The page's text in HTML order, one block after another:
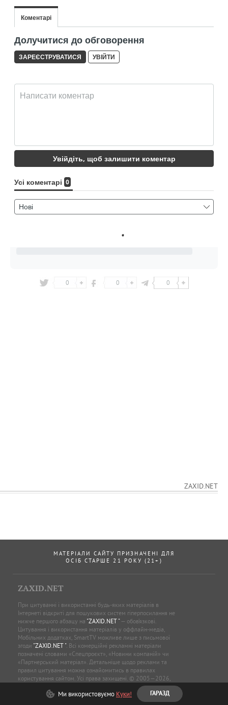
ОСІБ СТАРШЕ 21 РОКУ (21+)
Інтернеті відкриті для пошукових систем гіперпосилання не
нижче першого абзацу на"ZAXID.NET "— обов’язкові.
Цитування і використання матеріалів у оффлайн-медіа,
Мобільних додатках, SmartTV можливе лише з письмової
згоди"ZAXID.NET ". Всі комерційні рекламні матеріали
позначені словами «Спецпроєкт», «Новини компаній» чи
«Партнерський матеріал». Детальніше щодо реклами та
правил цитування можна ознайомитись в правилах
користування сайтом. Усі права захищені. © 2005—2026,
ТОВ “ЗАХІД.НЕТ”,"ZAXID.NET ".
Онлайн-медіа
«ZAXID.NET»
Ми використовуємо Куки! ГАРАЗД